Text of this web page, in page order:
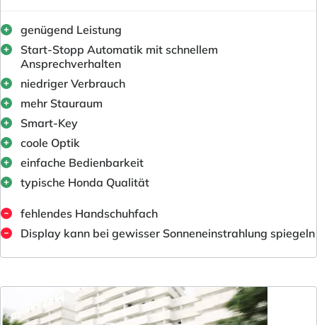
genügend Leistung
Start-Stopp Automatik mit schnellem
Ansprechverhalten
niedriger Verbrauch
mehr Stauraum
Smart-Key
coole Optik
einfache Bedienbarkeit
typische Honda Qualität
fehlendes Handschuhfach
Display kann bei gewisser Sonneneinstrahlung spiegeln